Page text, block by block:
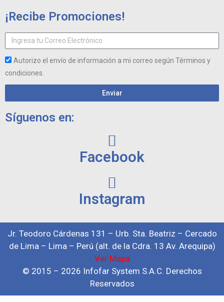
¡Recibe Promociones!
Autorizo el envío de información a mi correo según Términos y
condiciones.
Enviar
Síguenos en:
Facebook
Instagram
Jr. Teodoro Cárdenas 131 – Urb. Sta. Beatriz – Cercado
de Lima – Lima – Perú (alt. de la Cdra. 13 Av. Arequipa)
Ver Mapa
© 2015 – 2026 Infofar System S.A.C. Derechos
Reservados